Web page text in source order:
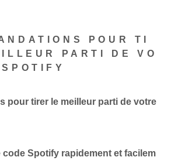
POUR TI
PARTI DE VO
pour tirer le meilleur parti de votre
code Spotify rapidement et facilem